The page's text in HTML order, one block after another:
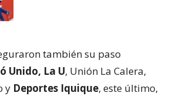
también su paso
Unido, La U, Unión La Calera,
y Deportes Iquique, este último,